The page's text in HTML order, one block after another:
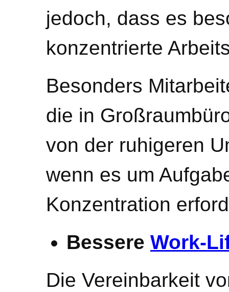
jedoch, dass es
konzentrierte
Besonders
die in
von der ruhigeren
wenn es um
Konzentration
Bessere Work-
Die Vereinbarkeit